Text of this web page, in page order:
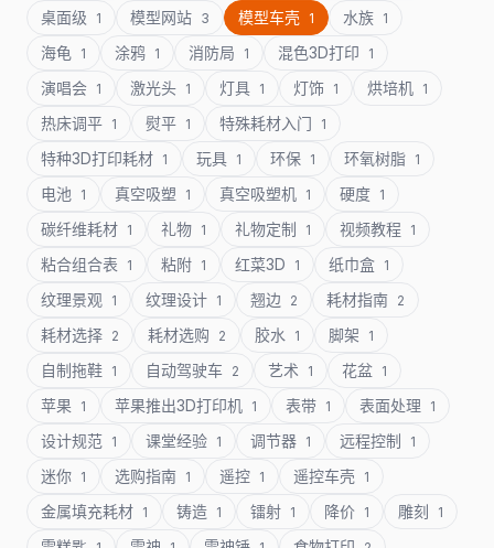
桌面级 1 模型网站 3 模型车壳 1 水族 1
海龟 1 涂鸦 1 消防局 1 混色3D打印 1
演唱会 1 激光头 1 灯具 1 灯饰 1 烘培机 1
热床调平 1 熨平 1 特殊耗材入门 1
特种3D打印耗材 1 玩具 1 环保 1 环氧树脂 1
电池 1 真空吸塑 1 真空吸塑机 1 硬度 1
碳纤维耗材 1 礼物 1 礼物定制 1 视频教程 1
粘合组合表 1 粘附 1 红菜3D 1 纸巾盒 1
纹理景观 1 纹理设计 1 翘边 2 耗材指南 2
耗材选择 2 耗材选购 2 胶水 1 脚架 1
自制拖鞋 1 自动驾驶车 2 艺术 1 花盆 1
苹果 1 苹果推出3D打印机 1 表带 1 表面处理 1
设计规范 1 课堂经验 1 调节器 1 远程控制 1
迷你 1 选购指南 1 遥控 1 遥控车壳 1
金属填充耗材 1 铸造 1 镭射 1 降价 1 雕刻 1